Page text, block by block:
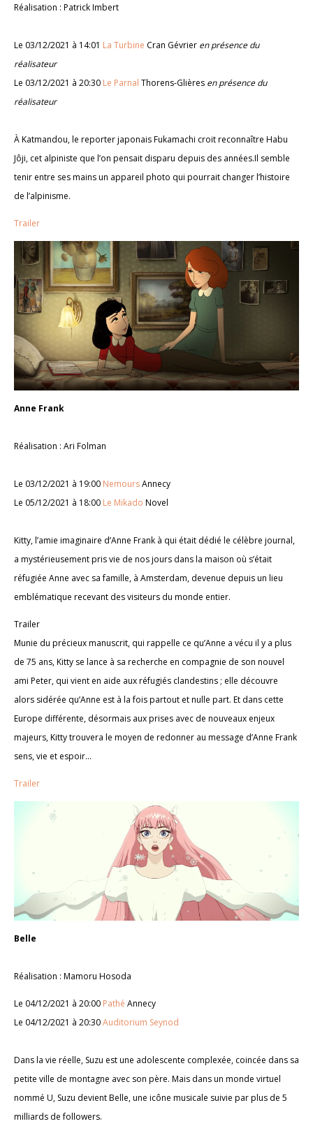
Réalisation : Patrick Imbert
Le 03/12/2021 à 14:01 La Turbine Cran Gévrier en présence du
réalisateur
Le 03/12/2021 à 20:30 Le Parnal Thorens-Glières en présence du
réalisateur
À Katmandou, le reporter japonais Fukamachi croit reconnaître Habu
Jôji, cet alpiniste que l’on pensait disparu depuis des années.Il semble
tenir entre ses mains un appareil photo qui pourrait changer l’histoire
de l’alpinisme.
Trailer
Anne Frank
Réalisation : Ari Folman
Le 03/12/2021 à 19:00 NemoursAnnecy
Le 05/12/2021 à 18:00 Le Mikado Novel
Kitty, l’amie imaginaire d’Anne Frank à qui était dédié le célèbre journal,
a mystérieusement pris vie de nos jours dans la maison où s’était
réfugiée Anne avec sa famille, à Amsterdam, devenue depuis un lieu
emblématique recevant des visiteurs du monde entier.
Trailer
Munie du précieux manuscrit, qui rappelle ce qu’Anne a vécu il y a plus
de 75 ans, Kitty se lance à sa recherche en compagnie de son nouvel
ami Peter, qui vient en aide aux réfugiés clandestins ; elle découvre
alors sidérée qu’Anne est à la fois partout et nulle part. Et dans cette
Europe différente, désormais aux prises avec de nouveaux enjeux
majeurs, Kitty trouvera le moyen de redonner au message d’Anne Frank
sens, vie et espoir…
Trailer
Belle
Réalisation : Mamoru Hosoda
Le 04/12/2021 à 20:00 Pathé Annecy
Le 04/12/2021 à 20:30Auditorium Seynod
Dans la vie réelle, Suzu est une adolescente complexée, coincée dans sa
petite ville de montagne avec son père. Mais dans un monde virtuel
nommé U, Suzu devient Belle, une icône musicale suivie par plus de 5
milliards de followers.